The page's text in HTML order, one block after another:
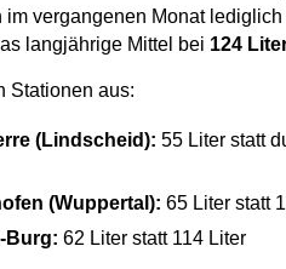
im vergangenen Monat lediglich
langjährige Mittel bei 124
Stationen aus:
(Lindscheid): 55 Liter statt
(Wuppertal): 65 Liter statt
Burg: 62 Liter statt 114 Liter